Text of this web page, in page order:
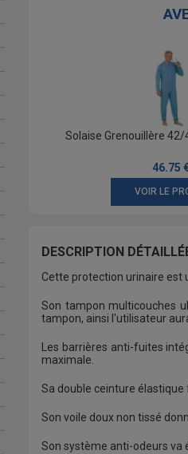
Solaise Grenouillère
46.75
VOIR LE
DESCRIPTION
Cette protection urinaire est
Son tampon multicouches
tampon, ainsi l'utilisateur
Les barrières anti-fuites
maximale.
Sa double ceinture
Son voile doux non tissé
Son système anti-odeurs va